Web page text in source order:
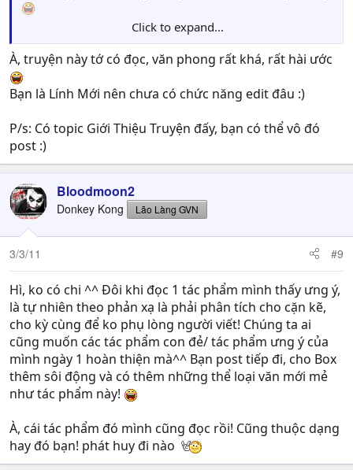
http://forum.gamevn.com/showthread.php?755522-
Sang-tac-Chuyen-anh-Gong
Click to expand...
À, truyện này tớ có đọc, văn phong rất khá, rất hài ước
Bạn là Lính Mới nên chưa có chức năng edit đâu :)
P/s: Có topic Giới Thiệu Truyện đấy, bạn có thể vô đó
post :)
Bloodmoon2
Donkey Kong Lão Làng GVN
3/3/11 #9
Hì, ko có chi ^^ Đôi khi đọc 1 tác phẩm mình thấy ưng ý,
là tự nhiên theo phản xạ là phải phân tích cho cặn kẽ,
cho kỳ cùng để ko phụ lòng người viết! Chúng ta ai
cũng muốn các tác phẩm con đẻ/ tác phẩm ưng ý của
mình ngày 1 hoàn thiện mà^^ Bạn post tiếp đi, cho Box
thêm sôi động và có thêm những thể loại văn mới mẻ
như tác phẩm này!
À, cái tác phẩm đó mình cũng đọc rồi! Cũng thuộc dạng
hay đó bạn! phát huy đi nào